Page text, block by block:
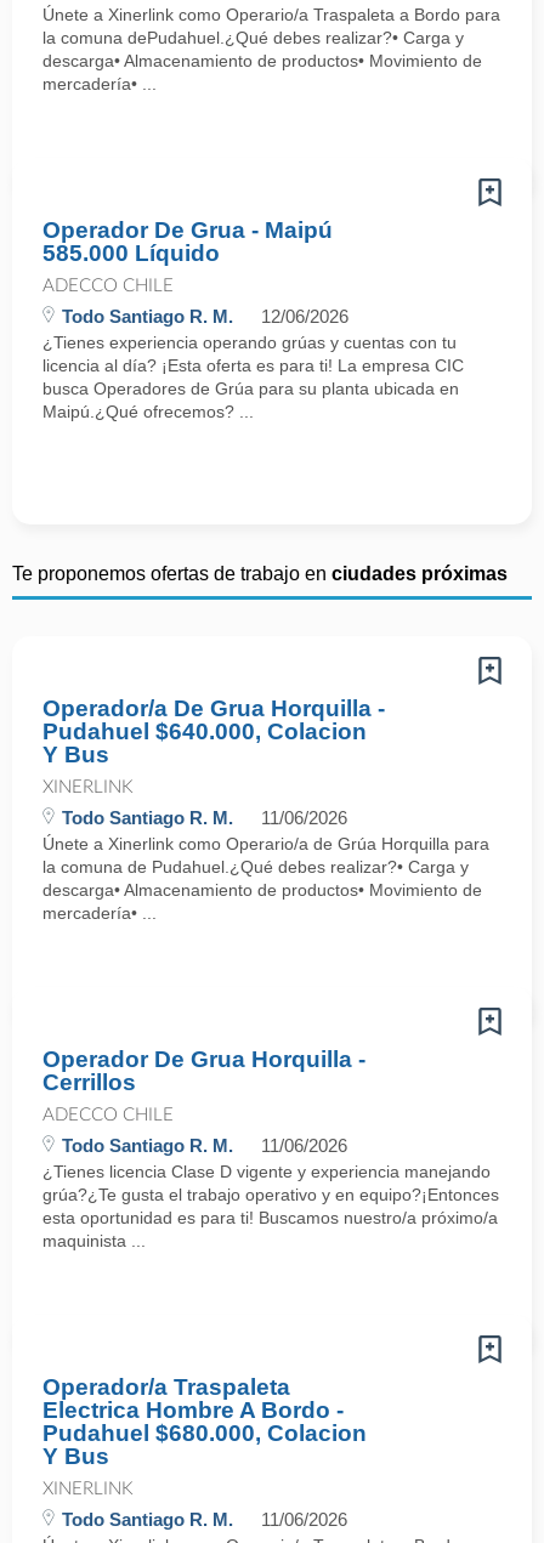
Únete a Xinerlink como Operario/a Traspaleta a Bordo para
la comuna dePudahuel.¿Qué debes realizar?• Carga y
descarga• Almacenamiento de productos• Movimiento de
mercadería• ...
Operador De Grua - Maipú
585.000 Líquido
ADECCO CHILE
Todo Santiago R. M. 12/06/2026
¿Tienes experiencia operando grúas y cuentas con tu
licencia al día? ¡Esta oferta es para ti! La empresa CIC
busca Operadores de Grúa para su planta ubicada en
Maipú.¿Qué ofrecemos? ...
Te proponemos ofertas de trabajo en ciudades próximas
Operador/a De Grua Horquilla -
Pudahuel $640.000, Colacion
Y Bus
XINERLINK
Todo Santiago R. M. 11/06/2026
Únete a Xinerlink como Operario/a de Grúa Horquilla para
la comuna de Pudahuel.¿Qué debes realizar?• Carga y
descarga• Almacenamiento de productos• Movimiento de
mercadería• ...
Operador De Grua Horquilla -
Cerrillos
ADECCO CHILE
Todo Santiago R. M. 11/06/2026
¿Tienes licencia Clase D vigente y experiencia manejando
grúa?¿Te gusta el trabajo operativo y en equipo?¡Entonces
esta oportunidad es para ti! Buscamos nuestro/a próximo/a
maquinista ...
Operador/a Traspaleta
Electrica Hombre A Bordo -
Pudahuel $680.000, Colacion
Y Bus
XINERLINK
Todo Santiago R. M. 11/06/2026